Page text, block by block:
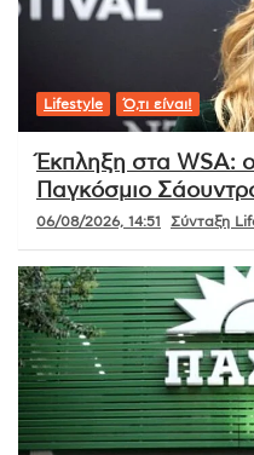
Lifestyle Ό,τι είναι!
Έκπληξη στα WSA:
Παγκόσμιο
06/08/2026, 14:51 Σύνταξη